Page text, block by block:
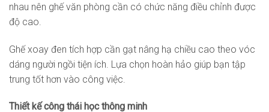
nhau nên ghế văn phòng cần có chức năng điều chỉnh được
độ cao.
Ghế xoay đen tích hợp cần gạt nâng hạ chiều cao theo vóc
dáng người ngồi tiện ích. Lựa chọn hoàn hảo giúp bạn tập
trung tốt hơn vào công việc.
Thiết kế công thái học thông minh